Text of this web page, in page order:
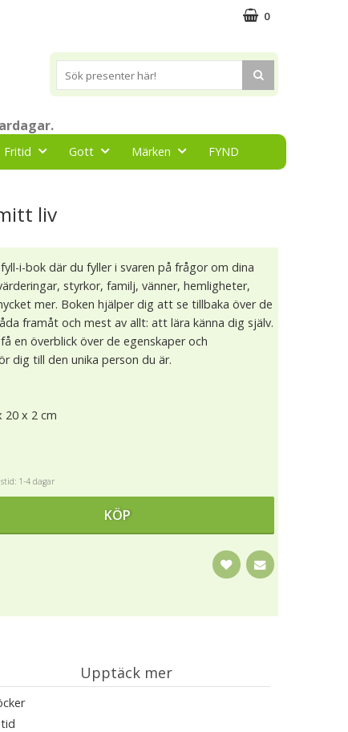
0
Fritid Gott Märken FYND
liv
i-bok där du fyller i svaren på frågor om dina
styrkor, familj, vänner, hemligheter,
mer. Boken hjälper dig att se tillbaka över de
framåt och mest av allt: att lära känna dig själv.
en överblick över de egenskaper och
dig till den unika person du är.
20 x 2 cm
1-4 dagar
KÖP
Upptäck mer